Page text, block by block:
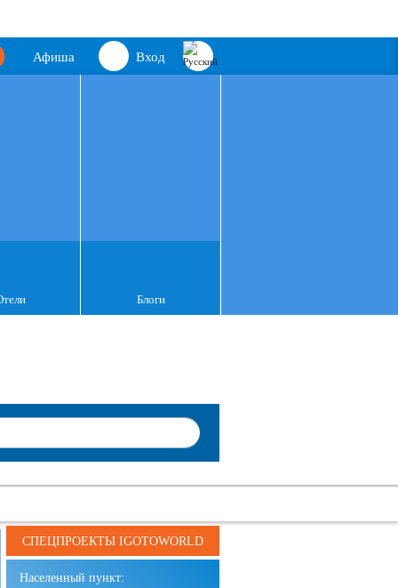
Вход
Афиша
Блоги
СПЕЦПРОЕКТЫ IGOTOWORLD
Населенный пункт: